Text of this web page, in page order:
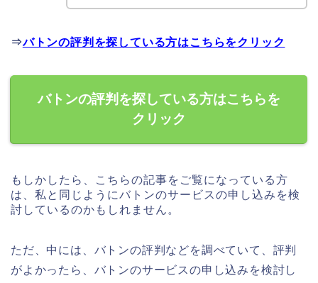
⇒バトンの評判を探している方はこちらをクリック
バトンの評判を探している方はこちらを
クリック
もしかしたら、こちらの記事をご覧になっている方
は、私と同じようにバトンのサービスの申し込みを検
討しているのかもしれません。
ただ、中には、バトンの評判などを調べていて、評判
がよかったら、バトンのサービスの申し込みを検討し